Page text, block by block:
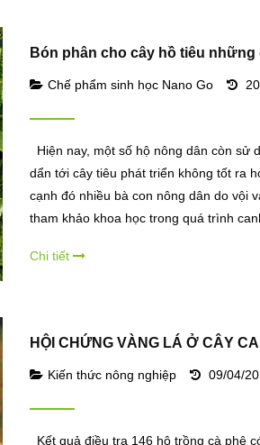
Bón phân cho cây hồ tiêu
Chế phẩm sinh học Nano Go
Hiện nay, một số hộ nông dân còn sử
dẩn tới cây tiêu phát triển không tốt ra
cạnh đó nhiều bà con nông dân do vội
tham khảo khoa học trong quá trình
Chi tiết
HỘI CHỨNG VÀNG LÁ Ở CÂY
Kiến thức nông nghiệp 09/04/
Kết quả điều tra 146 hộ trồng cà phê